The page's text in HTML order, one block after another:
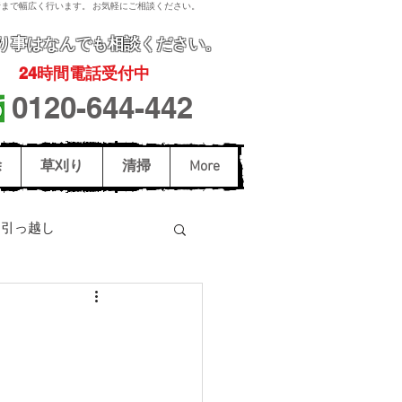
幅広く行います。 お気軽にご相談ください。
24時間電話受付中
0120-644-442
事はなんでも相談ください。
草刈り 清掃 More
引っ越し
スズメバチ駆除